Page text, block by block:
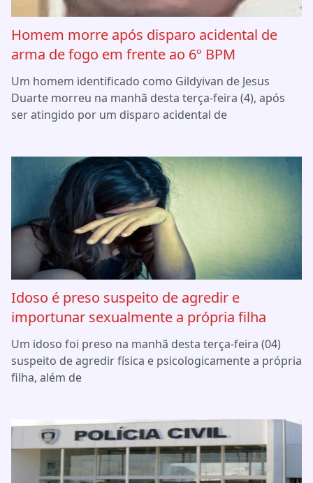
Homem morre após disparo acidental de
arma de fogo em frente ao 6º BPM
Um homem identificado como Gildyivan de Jesus
Duarte morreu na manhã desta terça-feira (4), após
ser atingido por um disparo acidental de
Idoso é preso suspeito de agredir e
importunar sexualmente a própria filha
Um idoso foi preso na manhã desta terça-feira (04)
suspeito de agredir física e psicologicamente a própria
filha, além de